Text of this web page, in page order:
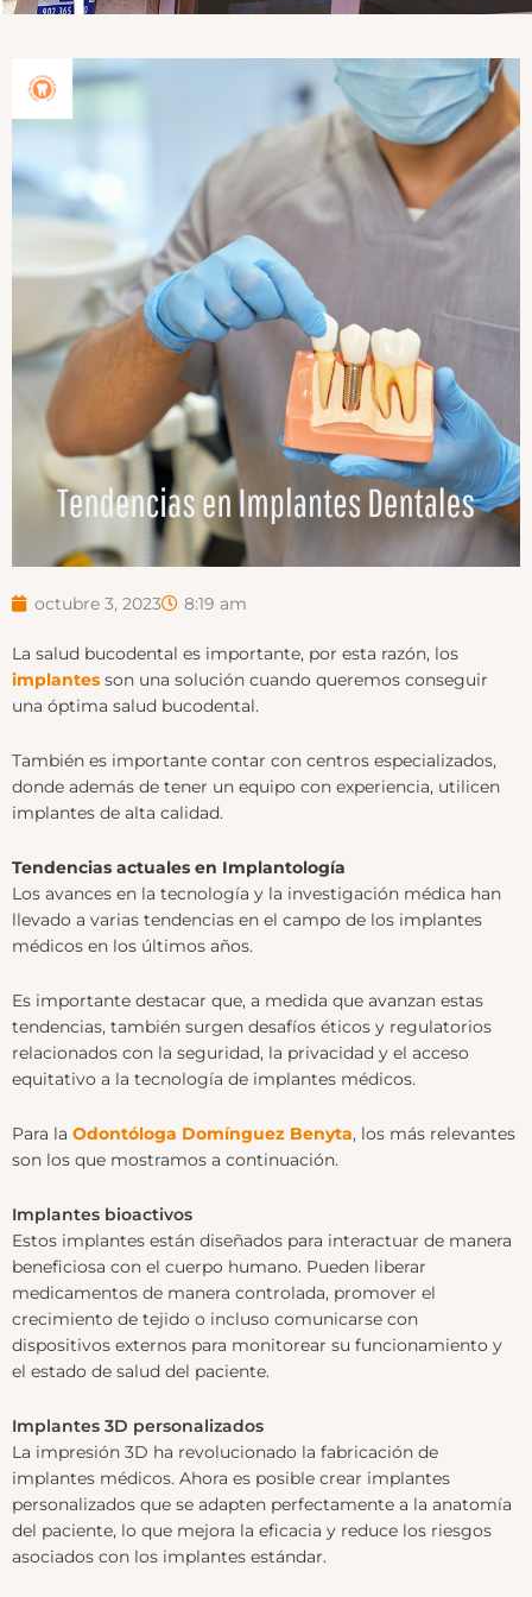
octubre 3, 2023 8:19 am
La salud bucodental es importante, por esta razón, los
implantes son una solución cuando queremos conseguir
una óptima salud bucodental.
También es importante contar con centros especializados,
donde además de tener un equipo con experiencia, utilicen
implantes de alta calidad.
Tendencias actuales en Implantología
Los avances en la tecnología y la investigación médica han
llevado a varias tendencias en el campo de los implantes
médicos en los últimos años.
Es importante destacar que, a medida que avanzan estas
tendencias, también surgen desafíos éticos y regulatorios
relacionados con la seguridad, la privacidad y el acceso
equitativo a la tecnología de implantes médicos.
Para la Odontóloga Domínguez Benyta, los más relevantes
son los que mostramos a continuación.
Implantes bioactivos
Estos implantes están diseñados para interactuar de manera
beneficiosa con el cuerpo humano. Pueden liberar
medicamentos de manera controlada, promover el
crecimiento de tejido o incluso comunicarse con
dispositivos externos para monitorear su funcionamiento y
el estado de salud del paciente.
Implantes 3D personalizados
La impresión 3D ha revolucionado la fabricación de
implantes médicos. Ahora es posible crear implantes
personalizados que se adapten perfectamente a la anatomía
del paciente, lo que mejora la eficacia y reduce los riesgos
asociados con los implantes estándar.